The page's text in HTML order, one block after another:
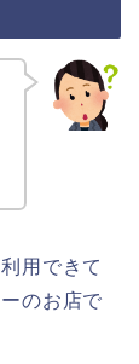
用できて
のお店で